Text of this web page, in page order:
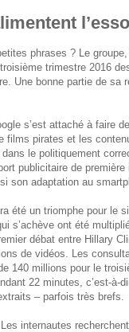
phrases ? Le
trimestre 2016
Une bonne partie de
s’est attaché à faire
films pirates et les
le politiquement
publicitaire de
son adaptation au
été un triomphe pour le
s’achève ont été
débat entre Hillary
de vidéos. Les
140 millions pour le
22 minutes, c’est-à-
– parfois très brefs.
Les internautes